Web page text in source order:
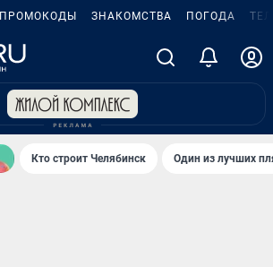
ПРОМОКОДЫ ЗНАКОМСТВА ПОГОДА
Кто строит Челябинск Один из лучших